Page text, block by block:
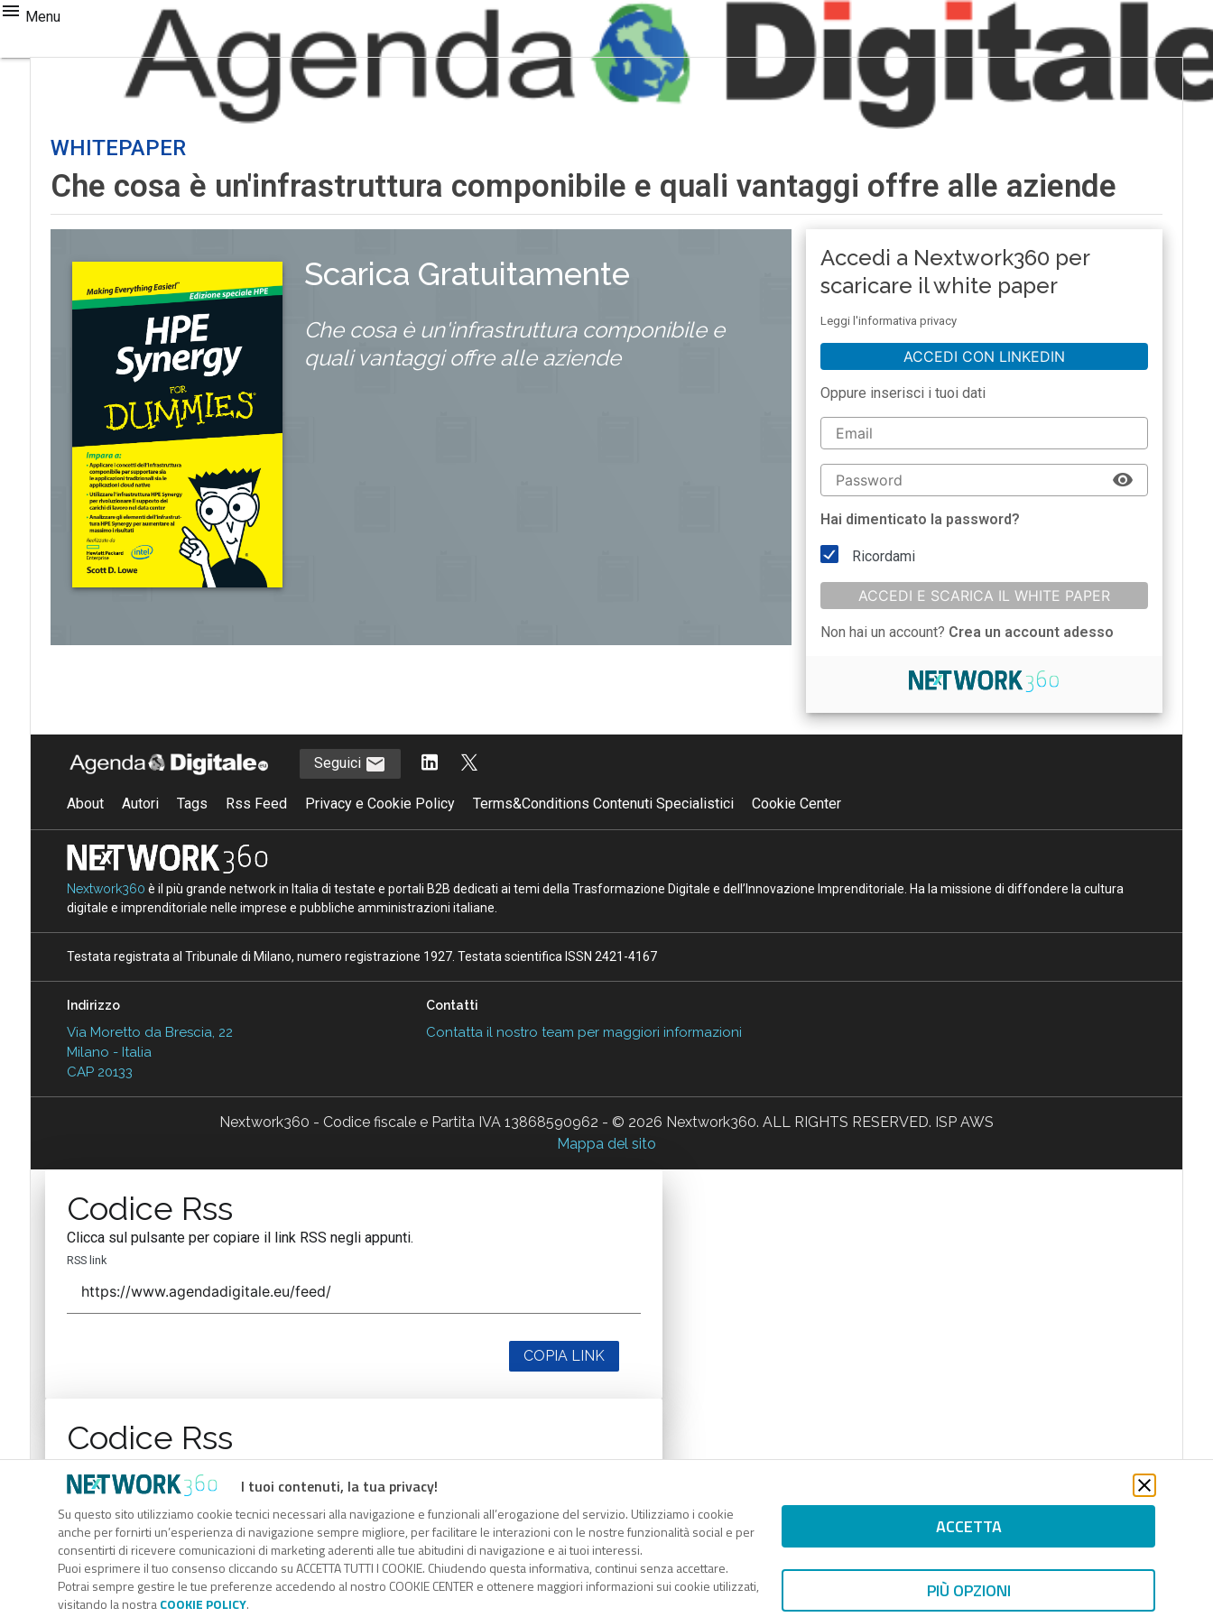
Menu
WHITEPAPER
Che cosa è un'infrastruttura componibile e quali vantaggi offre alle aziende
Scarica Gratuitamente
Che cosa è un'infrastruttura componibile e
quali vantaggi offre alle aziende
Accedi a Nextwork360 per
scaricare il white paper
Leggi l'informativa privacy
ACCEDI CON LINKEDIN
Oppure inserisci i tuoi dati
Hai dimenticato la password?
Ricordami
ACCEDI E SCARICA IL WHITE PAPER
Non hai un account? Crea un account adesso
I tuoi contenuti, la tua privacy!
Su questo sito utilizziamo cookie tecnici necessari alla navigazione e funzionali all’erogazione del servizio. Utilizziamo i cookie
anche per fornirti un’esperienza di navigazione sempre migliore, per facilitare le interazioni con le nostre funzionalità social e per
consentirti di ricevere comunicazioni di marketing aderenti alle tue abitudini di navigazione e ai tuoi interessi.
Puoi esprimere il tuo consenso cliccando su ACCETTA TUTTI I COOKIE. Chiudendo questa informativa, continui senza accettare.
Potrai sempre gestire le tue preferenze accedendo al nostro COOKIE CENTER e ottenere maggiori informazioni sui cookie utilizzati,
visitando la nostraCOOKIE POLICY.
ACCETTA
PIÙ OPZIONI
Seguici
About Autori Tags Rss Feed Privacy e Cookie Policy Terms&Conditions Contenuti Specialistici Cookie Center
Nextwork360 è il più grande network in Italia di testate e portali B2B dedicati ai temi della Trasformazione Digitale e dell’Innovazione Imprenditoriale. Ha la missione di diffondere la cultura
digitale e imprenditoriale nelle imprese e pubbliche amministrazioni italiane.
Testata registrata al Tribunale di Milano, numero registrazione 1927. Testata scientifica ISSN 2421-4167
Indirizzo
Via Moretto da Brescia, 22
Milano - Italia
CAP 20133
Contatti
Contatta il nostro team per maggiori informazioni
Nextwork360 - Codice fiscale e Partita IVA 13868590962 - © 2026 Nextwork360. ALL RIGHTS RESERVED. ISP AWS
Mappa del sito
Codice Rss
Clicca sul pulsante per copiare il link RSS negli appunti.
RSS link
COPIA LINK
Codice Rss
RSS link
COPIA LINK